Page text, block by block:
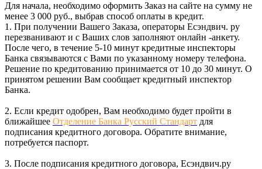
Для начала, необходимо оформить Заказ на сайте на сумму не
менее 3 000 руб., выбрав способ оплаты в кредит.
1. При получении Вашего Заказа, операторы Есэндвич. ру
перезванивают и с Ваших слов заполняют онлайн -анкету.
После чего, в течение 5-10 минут кредитные инспекторы
Банка связываются с Вами по указанному номеру телефона.
Решение по кредитованию принимается от 10 до 30 минут. О
принятом решении Вам сообщает кредитный инспектор
Банка.
2. Если кредит одобрен, Вам необходимо будет пройти в
ближайшее Отделение Банка Русский Стандарт для
подписания кредитного договора. Обратите внимание,
потребуется паспорт.
3. После подписания кредитного договора, Есэндвич.ру